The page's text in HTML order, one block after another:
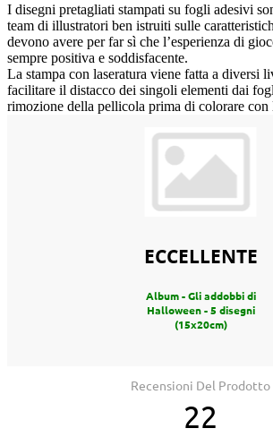
I disegni pretagliati stampati su fogli adesivi
team di illustratori ben istruiti sulle
devono avere per far sì che l’esperienza di
sempre positiva e soddisfacente.
La stampa con laseratura viene fatta a diversi
facilitare il distacco dei singoli elementi dai
rimozione della pellicola prima di colorare con
ECCELLENTE
Album - Gli addobbi di
Halloween - 5 disegni
(15x20cm)
Recensioni Del Prodotto
22